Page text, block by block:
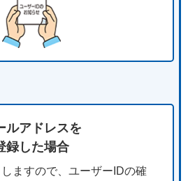
ルアドレスを
録した場合
ますので、ユーザーIDの確